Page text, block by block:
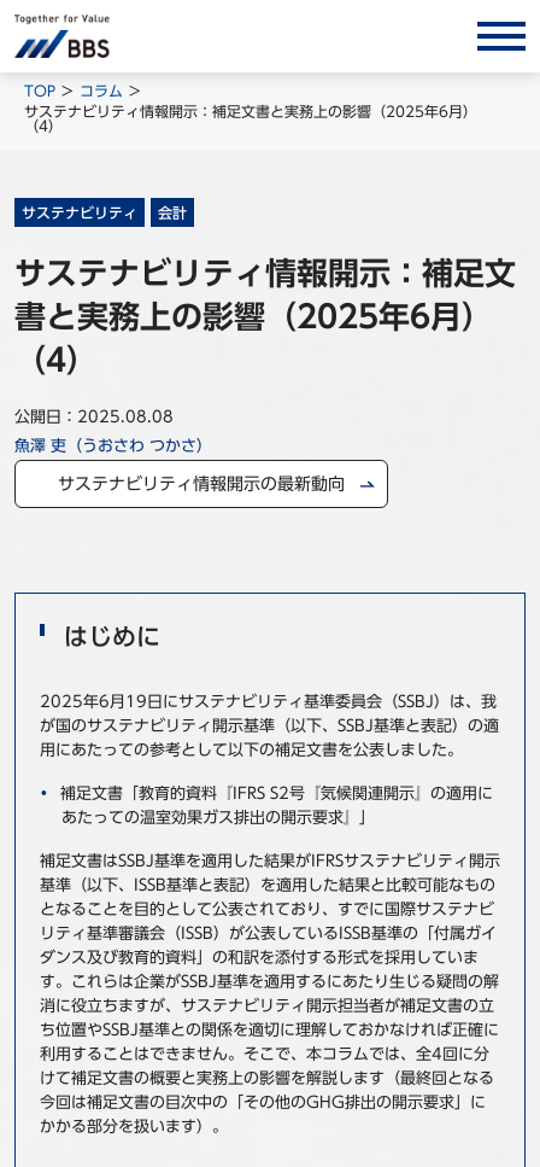
BBSグループネットワーク サステナビリティ
株主・投資家情報 採用情報
サービス/ソリューション
インサイト
コラム
BBS Group News
ニュース
お問い合わせ
TOP
コラム
サステナビリティ情報開示：補足文書と実務上の影響（2025年6月）
（4）
サステナビリティ 会計
サステナビリティ情報開示：補足文
書と実務上の影響（2025年6月）
（4）
公開日：2025.08.08
魚澤 吏（うおさわ つかさ）
サステナビリティ情報開示の最新動向
はじめに
2025年6月19日にサステナビリティ基準委員会（SSBJ）は、我
が国のサステナビリティ開示基準（以下、SSBJ基準と表記）の適
用にあたっての参考として以下の補足文書を公表しました。
補足文書「教育的資料『IFRS S2号『気候関連開示』の適用に
あたっての温室効果ガス排出の開示要求』」
補足文書はSSBJ基準を適用した結果がIFRSサステナビリティ開示
基準（以下、ISSB基準と表記）を適用した結果と比較可能なもの
となることを目的として公表されており、すでに国際サステナビ
リティ基準審議会（ISSB）が公表しているISSB基準の「付属ガイ
ダンス及び教育的資料」の和訳を添付する形式を採用していま
す。これらは企業がSSBJ基準を適用するにあたり生じる疑問の解
消に役立ちますが、サステナビリティ開示担当者が補足文書の立
ち位置やSSBJ基準との関係を適切に理解しておかなければ正確に
利用することはできません。そこで、本コラムでは、全4回に分
けて補足文書の概要と実務上の影響を解説します（最終回となる
今回は補足文書の目次中の「その他のGHG排出の開示要求」に
かかる部分を扱います）。